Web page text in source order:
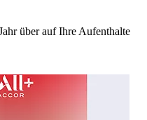
über auf Ihre Aufenthalte